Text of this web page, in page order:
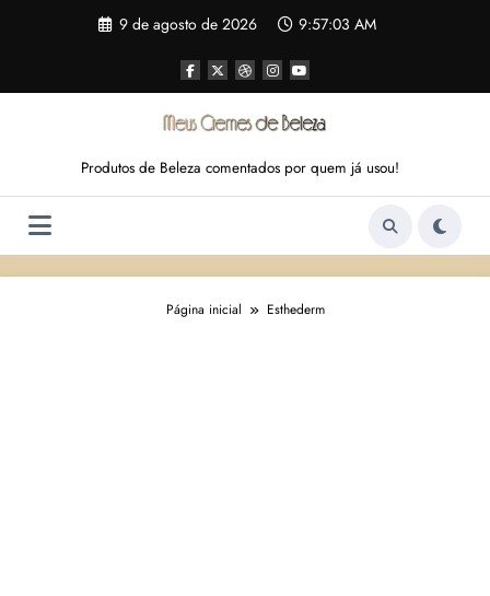
9 de agosto de 2026 9:57:03 AM
Produtos de Beleza comentados por quem já usou!
Página inicial Esthederm